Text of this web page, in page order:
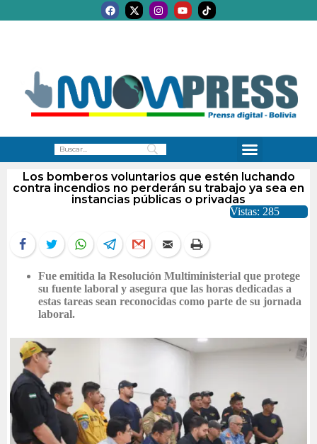
Los bomberos voluntarios que estén luchando
contra incendios no perderán su trabajo ya sea en
instancias públicas o privadas
Vistas: 285
Fue emitida la Resolución Multiministerial que protege
su fuente laboral y asegura que las horas dedicadas a
estas tareas sean reconocidas como parte de su jornada
laboral.